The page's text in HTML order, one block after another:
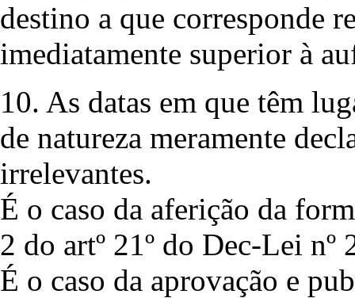
destino a que corresponde
imediatamente superior à
10. As datas em que têm
de natureza meramente
irrelevantes.
É o caso da aferição da
2 do artº 21º do Dec-Lei nº
É o caso da aprovação e